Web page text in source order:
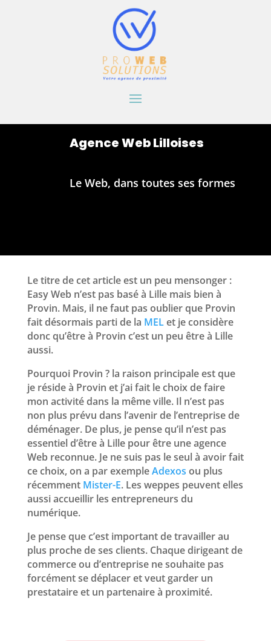
Agence Web Lilloises
Le Web, dans toutes ses formes
Le titre de cet article est un peu mensonger :
Easy Web n’est pas basé à Lille mais bien à
Provin. Mais, il ne faut pas oublier que Provin
fait désormais parti de la MELet je considère
donc qu’être à Provin c’est un peu être à Lille
aussi.
Pourquoi Provin ? la raison principale est que
je réside à Provin et j’ai fait le choix de faire
mon activité dans la même ville. Il n’est pas
non plus prévu dans l’avenir de l’entreprise de
déménager. De plus, je pense qu’il n’est pas
essentiel d’être à Lille pour être une agence
Web reconnue. Je ne suis pas le seul à avoir fait
ce choix, on a par exempleAdexos ou plus
récemment Mister-E. Les weppes peuvent elles
aussi accueillir les entrepreneurs du
numérique.
Je pense que c’est important de travailler au
plus proche de ses clients. Chaque dirigeant de
commerce ou d’entreprise ne souhaite pas
forcément se déplacer et veut garder un
prestataire et un partenaire à proximité.